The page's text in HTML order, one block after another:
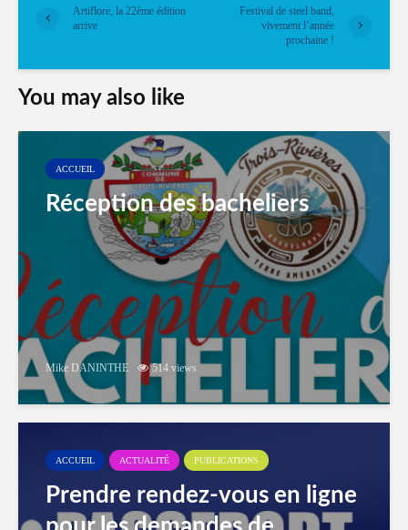
Artiflore, la 22ème édition
arrive
Festival de steel band,
vivement l’année
prochaine !
You may also like
ACCUEIL
Réception des bacheliers
Mike DANINTHE 514 views
ACCUEIL ACTUALITÉ PUBLICATIONS
Prendre rendez-vous en ligne